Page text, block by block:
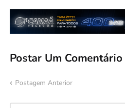
Postar Um Comentário
Postagem Anterior